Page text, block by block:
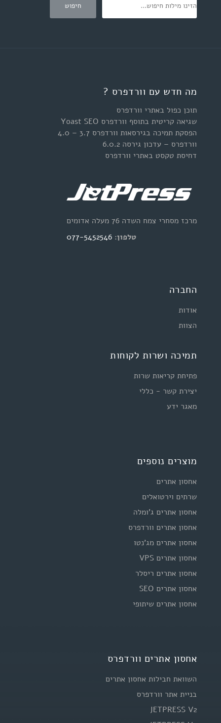
מה חדש עם וורדפרס ?
תוכן כפול באתרי וורדפרס
שגיאה קריטית בתוסף וורדפרס Yoast SEO
הפסקת תמיכה בגירסאות וורדפרס 3.7 – 4.0
וורדפרס – עדכון גירסה 6.0.2
דחיסת טקסט באתרי וורדפרס
מרכז מסחרי צמח השדה 76 מעלה אדומים
טלפון: 077-5452546
החברה
אודות
הצוות
תמיכה ושרות לקוחות
פתיחת קריאות שרות
יצירת קשר - כללי
מאגר ידע
מוצרים נוספים
אחסון אתרים
שרתים וירטואלים
אחסון אתרים ג'ומלה
אחסון אתרים וורדפרס
אחסון אתרים מג'נטו
אחסון אתרים VPS
אחסון אתרים ריסלר
אחסון אתרים SEO
אחסון אתרים שיתופי
אחסון אתרים וורדפרס
השוואת חבילות אחסון אתרים
בניית אתר וורדפרס
JETPRESS V2